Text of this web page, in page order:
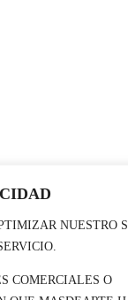
NUESTRO
COMERCIALES O